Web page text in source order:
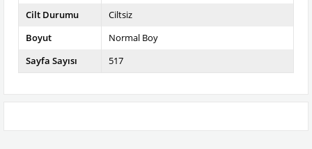
Cilt Durumu
Ciltsiz
Boyut
Normal Boy
Sayfa Sayısı
517